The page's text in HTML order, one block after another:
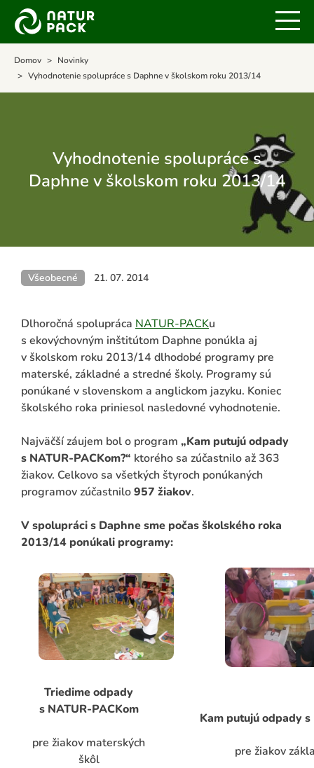
Domov
Novinky
Vyhodnotenie spolupráce s Daphne v školskom roku 2013/14
Vyhodnotenie spolupráce s
Daphne v školskom roku 2013/14
Všeobecné 21. 07. 2014
Dlhoročná spolupráca NATUR-PACKu
s ekovýchovným inštitútom Daphne ponúkla aj
v školskom roku 2013/14 dlhodobé programy pre
materské, základné a stredné školy. Programy sú
ponúkané v slovenskom a anglickom jazyku. Koniec
školského roka priniesol nasledovné vyhodnotenie.
Najväčší záujem bol o program „Kam putujú odpady
s NATUR-PACKom?“ ktorého sa zúčastnilo až 363
žiakov. Celkovo sa všetkých štyroch ponúkaných
programov zúčastnilo957 žiakov.
V spolupráci s Daphne sme počas školského roka
2013/14 ponúkali programy:
Triedime odpady
s NATUR-PACKom
pre žiakov materských
škôl
Kam putujú odpady
pre žiakov